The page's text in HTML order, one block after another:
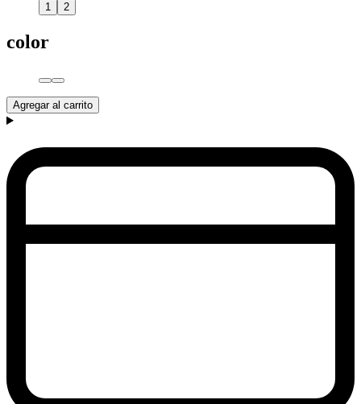
1 2
color
Agregar al carrito